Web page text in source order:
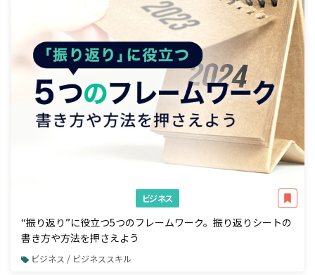
ビジネス
“振り返り”に役立つ5つのフレームワーク。振り返りシートの
書き方や方法を押さえよう
ビジネス / ビジネススキル